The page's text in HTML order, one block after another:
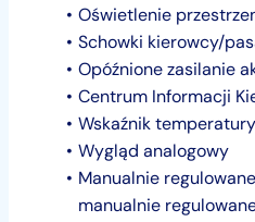
Oświetlenie
Schowki kierowcy/
Opóźnione zasilanie
Centrum Informacji
Wskaźnik
Wygląd analogowy
Manualnie
manualnie